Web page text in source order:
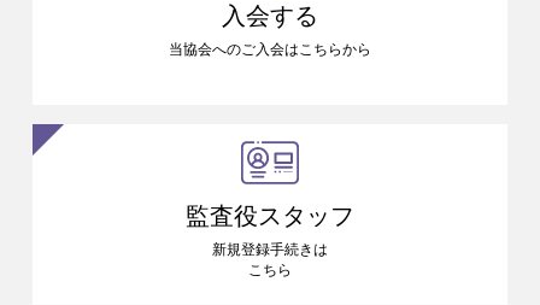
入会する
当協会へのご入会はこちらから
監査役スタッフ
新規登録手続きは
こちら